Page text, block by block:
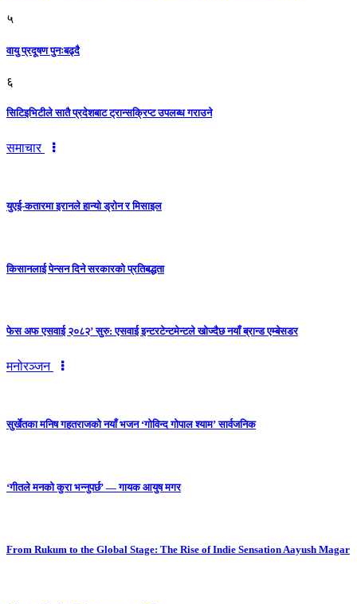
५
वायु प्रदूषण पुनःबढ्दै
६
सिटिइभिटीले सातै प्रदेशबाट ट्रान्सक्रिप्ट उपलब्ध गराउने
समाचार
युएई-कतारमा इरानले हान्यो ड्रोन र मिसाइल
किसानलाई पेन्सन दिने सरकारको प्रतिबद्धता
फेस अफ एसवाई २०८२’ सुरु: एसवाई इन्टरटेन्टमेन्टले खोज्दैछ नयाँ ब्रान्ड एम्बेसडर
मनोरञ्जन
सुर्खेतका मनिष गहतराजको नयाँ भजन ‘गोविन्द गोपाल श्याम’ सार्वजनिक
‘गीतले मनको कुरा भन्नुपर्छ’ — गायक आयुष मगर
From Rukum to the Global Stage: The Rise of Indie Sensation Aayush Magar